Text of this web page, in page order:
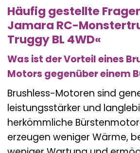
Häufig gestellte
Jamara RC-
Truggy BL 4WD«
Was ist der Vorteil eines
Motors gegenüber einem
Brushless-Motoren sind
leistungsstärker und
herkömmliche
erzeugen weniger Wärme,